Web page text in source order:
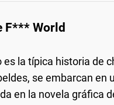
F*** World
es la típica historia de
se embarcan en
en la novela gráfica